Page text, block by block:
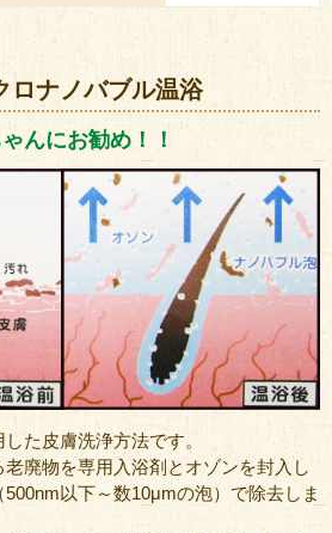
ロナノバブル温浴
んにお勧め！！
た皮膚洗浄方法です。
廃物を専用入浴剤とオゾンを封入し
以下～数10μmの泡）で除去しま